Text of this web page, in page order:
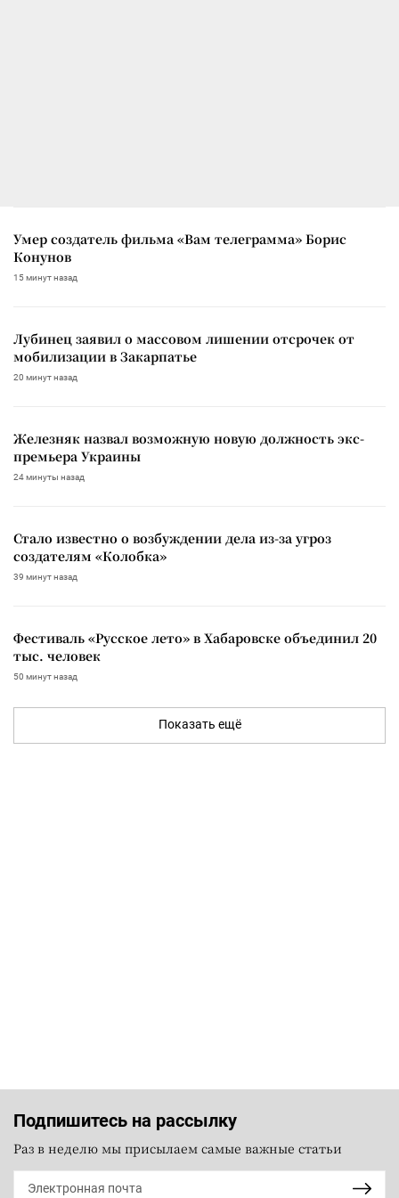
Умер создатель фильма «Вам телеграмма» Борис
Конунов
15 минут назад
Лубинец заявил о массовом лишении отсрочек от
мобилизации в Закарпатье
20 минут назад
Железняк назвал возможную новую должность экс-
премьера Украины
24 минуты назад
Стало известно о возбуждении дела из-за угроз
создателям «Колобка»
39 минут назад
Фестиваль «Русское лето» в Хабаровске объединил 20
тыс. человек
50 минут назад
Показать ещё
Подпишитесь на рассылку
Раз в неделю мы присылаем самые важные статьи